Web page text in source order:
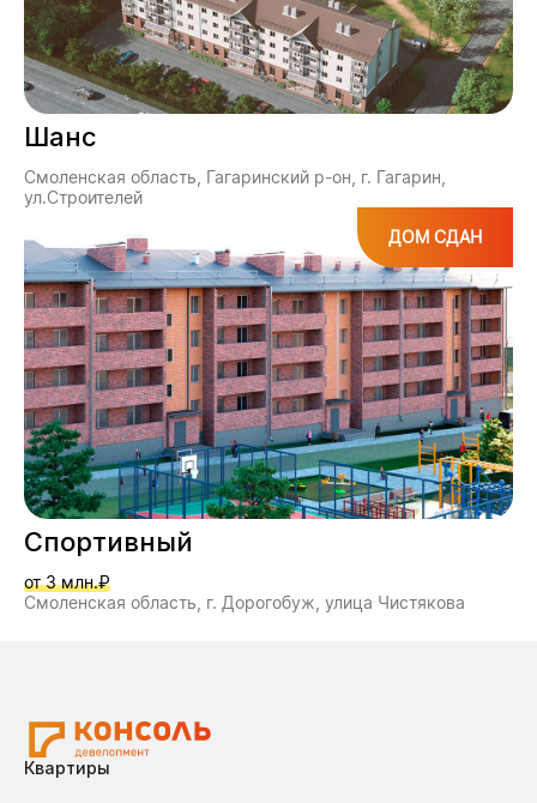
Шанс
Смоленская область, Гагаринский р-он, г. Гагарин,
ул.Строителей
ДОМ СДАН
Спортивный
от 3 млн.₽
Смоленская область, г. Дорогобуж, улица Чистякова
Квартиры